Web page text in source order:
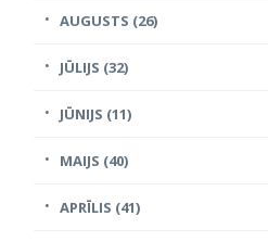
AUGUSTS (26)
JŪLIJS (32)
JŪNIJS (11)
MAIJS (40)
APRĪLIS (41)